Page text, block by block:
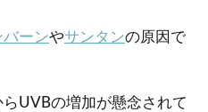
バーンやサンタンの原因で
UVBの増加が懸念されて